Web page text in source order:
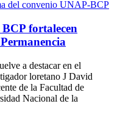
fortalecen
a destacar en el
loretano J David
de la Facultad de
Nacional de la